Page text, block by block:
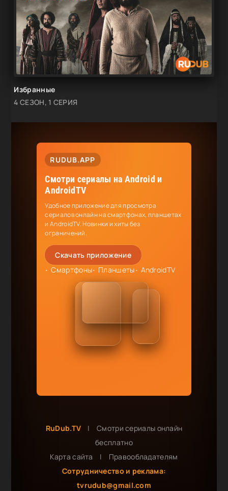
Избранные
4 СЕЗОН, 1 СЕРИЯ
RUDUB.APP
Смотри сериалы на Android и
AndroidTV
Удобное приложение для просмотра
сериалов онлайн на смартфонах, планшетах
и AndroidTV. Новинки и хиты без
ограничений.
Скачать приложение
Смартфоны
Планшеты AndroidTV
RuDub.TV |
Смотри сериалы онлайн
бесплатно
Карта сайта
|
Правообладателям
Сотрудничество и реклама:
tvrudub@gmail.com